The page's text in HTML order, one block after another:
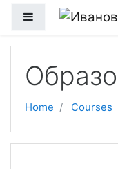
Skip to main content
Side panel
Home Courses